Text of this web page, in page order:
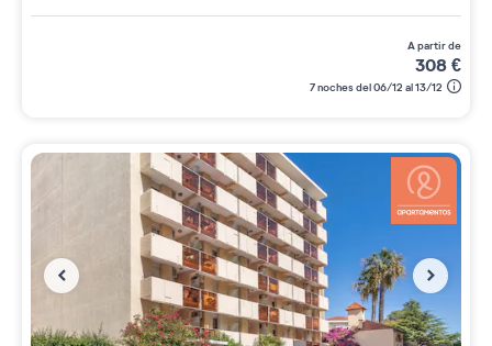
a partir de
308€
7 noches del 06/12 al 13/12